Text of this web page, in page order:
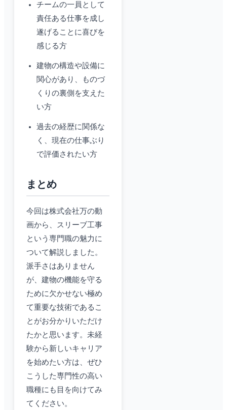
チームの一員として
責任ある仕事を成し
遂げることに喜びを
感じる方
建物の構造や設備に
関心があり、ものづ
くりの裏側を支えた
い方
過去の経歴に関係な
く、現在の仕事ぶり
で評価されたい方
まとめ
今回は株式会社万の動
画から、スリーブ工事
という専門職の魅力に
ついて解説しました。
派手さはありません
が、建物の機能を守る
ために欠かせない極め
て重要な技術であるこ
とがお分かりいただけ
たかと思います。未経
験から新しいキャリア
を始めたい方は、ぜひ
こうした専門性の高い
職種にも目を向けてみ
てください。